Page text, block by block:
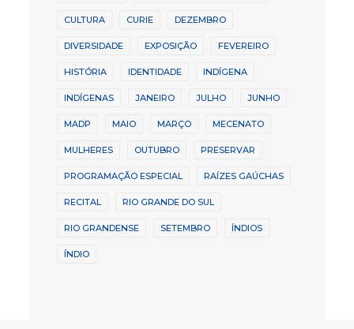
CULTURA CURIE DEZEMBRO
DIVERSIDADE EXPOSIÇÃO FEVEREIRO
HISTÓRIA IDENTIDADE INDÍGENA
INDÍGENAS JANEIRO JULHO JUNHO
MADP MAIO MARÇO MECENATO
MULHERES OUTUBRO PRESERVAR
PROGRAMAÇÃO ESPECIAL RAÍZES GAÚCHAS
RECITAL RIO GRANDE DO SUL
RIO GRANDENSE SETEMBRO ÍNDIOS
ÍNDIO